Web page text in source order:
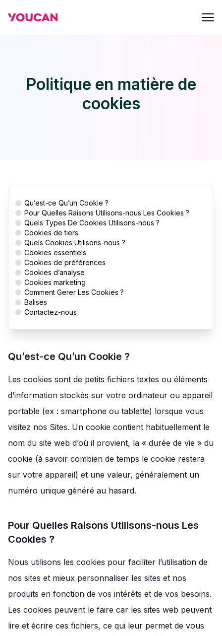
Politique en matière de
cookies
Qu’est-ce Qu’un Cookie ?
Pour Quelles Raisons Utilisons-nous Les Cookies ?
Quels Types De Cookies Utilisons-nous ?
Cookies de tiers
Quels Cookies Utilisons-nous ?
Cookies essentiels
Cookies de préférences
Cookies d’analyse
Cookies marketing
Comment Gerer Les Cookies ?
Balises
Contactez-nous
Qu’est-ce Qu’un Cookie ?
Les cookies sont de petits fichiers textes ou éléments
d’information stockés sur votre ordinateur ou appareil
portable (ex : smartphone ou tablette) lorsque vous
visitez nos Sites. Un cookie contient habituellement le
nom du site web d’où il provient, la « durée de vie » du
cookie (à savoir combien de temps le cookie restera
sur votre appareil) et une valeur, généralement un
numéro unique généré au hasard.
Pour Quelles Raisons Utilisons-nous Les
Cookies ?
Nous utilisons les cookies pour faciliter l’utilisation de
nos sites et mieux personnaliser les sites et nos
produits en fonction de vos intérêts et de vos besoins.
Les cookies peuvent le faire car les sites web peuvent
lire et écrire ces fichiers, ce qui leur permet de vous